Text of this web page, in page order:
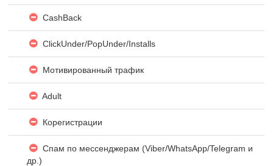
CashBack
ClickUnder/PopUnder/Installs
Мотивированный трафик
Adult
Корегистрации
Спам по мессенджерам (Viber/WhatsApp/Telegram и
др.)